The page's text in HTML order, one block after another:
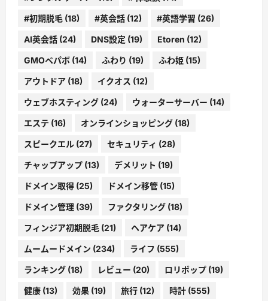
#初期脱毛 (18) #英会話 (12) #英語学習 (26)
AI英会話 (24) DNS設定 (19) Etoren (12)
GMOペパボ (14) ふわり (19) ふわ姫 (15)
アウトドア (18) イクオス (12)
ウェブホスティング (24) ウォーターサーバー (14)
エステ (16) オンラインショッピング (18)
スピークエル (27) セキュリティ (28)
チャップアップ (13) デメリット (19)
ドメイン取得 (25) ドメイン移管 (15)
ドメイン管理 (39) ファクタリング (18)
フィンジア初期脱毛 (21) ヘアケア (14)
ムームードメイン (234) ライフ (555)
ランキング (18) レビュー (20) ロリポップ (19)
健康 (13) 効果 (19) 旅行 (12) 時計 (555)